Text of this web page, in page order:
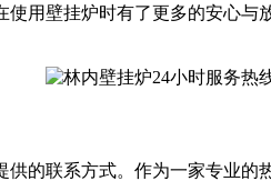
用壁挂炉时有了更多的安心
的联系方式。作为一家专业